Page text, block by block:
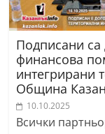
Подписани са
финансова
интегрирани
Община
10.10.2025
Всички